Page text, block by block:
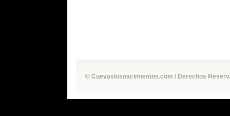
© Cuevaslosnacimientos.com / Derechos